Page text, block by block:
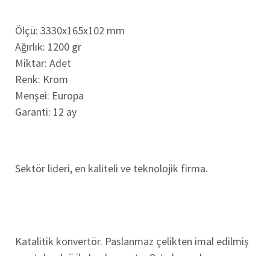
Ölçü: 3330x165x102 mm
Ağırlık: 1200 gr
Miktar: Adet
Renk: Krom
Menşei: Europa
Garanti: 12 ay
Sektör lideri, en kaliteli ve teknolojik firma.
Katalitik konvertör. Paslanmaz çelikten imal edilmiş